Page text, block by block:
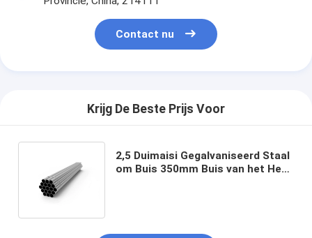
Contact nu
Krijg De Beste Prijs Voor
2,5 Duimaisi Gegalvaniseerd Staal
om Buis 350mm Buis van het Hete